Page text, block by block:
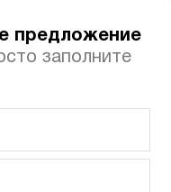
предложение
заполните